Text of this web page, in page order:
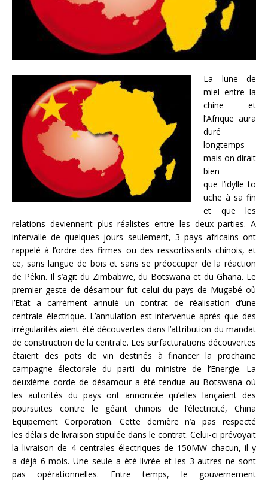
La lune de
miel entre la
chine et
l’Afrique aura
duré
longtemps
mais on dirait
bien
que l’idylle to
uche à sa fin
et que les
relations deviennent plus réalistes entre les deux parties. A
intervalle de quelques jours seulement, 3 pays africains ont
rappelé à l’ordre des firmes ou des ressortissants chinois, et
ce, sans langue de bois et sans se préoccuper de la réaction
de Pékin. Il s’agit du Zimbabwe, du Botswana et du Ghana. Le
premier geste de désamour fut celui du pays de Mugabé où
l’Etat a carrément annulé un contrat de réalisation d’une
centrale électrique. L’annulation est intervenue après que des
irrégularités aient été découvertes dans l’attribution du mandat
de construction de la centrale. Les surfacturations découvertes
étaient des pots de vin destinés à financer la prochaine
campagne électorale du parti du ministre de l’Energie. La
deuxième corde de désamour a été tendue au Botswana où
les autorités du pays ont annoncée qu’elles lançaient des
poursuites contre le géant chinois de l’électricité, China
Equipement Corporation. Cette dernière n’a pas respecté
les délais de livraison stipulée dans le contrat. Celui-ci prévoyait
la livraison de 4 centrales électriques de 150MW chacun, il y
a déjà 6 mois. Une seule a été livrée et les 3 autres ne sont
pas opérationnelles. Entre temps, le gouvernement